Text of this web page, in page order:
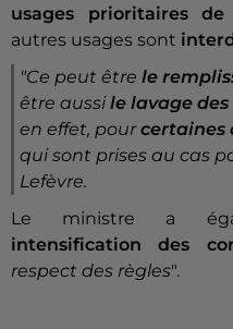
usages prioritaires
autres usages sont
"Ce peut être le
être aussi le lavage
en effet, pourcertaines
qui sont prises au cas
Lefèvre.
Le ministre a
intensification des
respect des règles".